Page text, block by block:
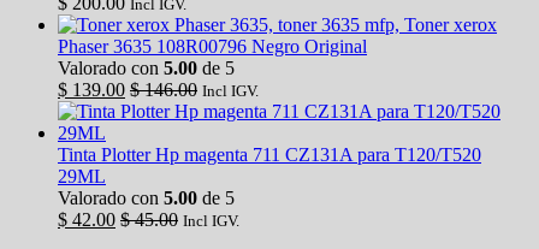
Incl IGV.
Toner xerox
Phaser 3635 108R00796 Negro Original
Valorado con 5.00 de 5
$ 139.00 $146.00 Incl IGV.
Tinta Plotter Hp magenta 711 CZ131A para T120/T520
29ML
Valorado con 5.00 de 5
$ 42.00 $45.00 Incl IGV.